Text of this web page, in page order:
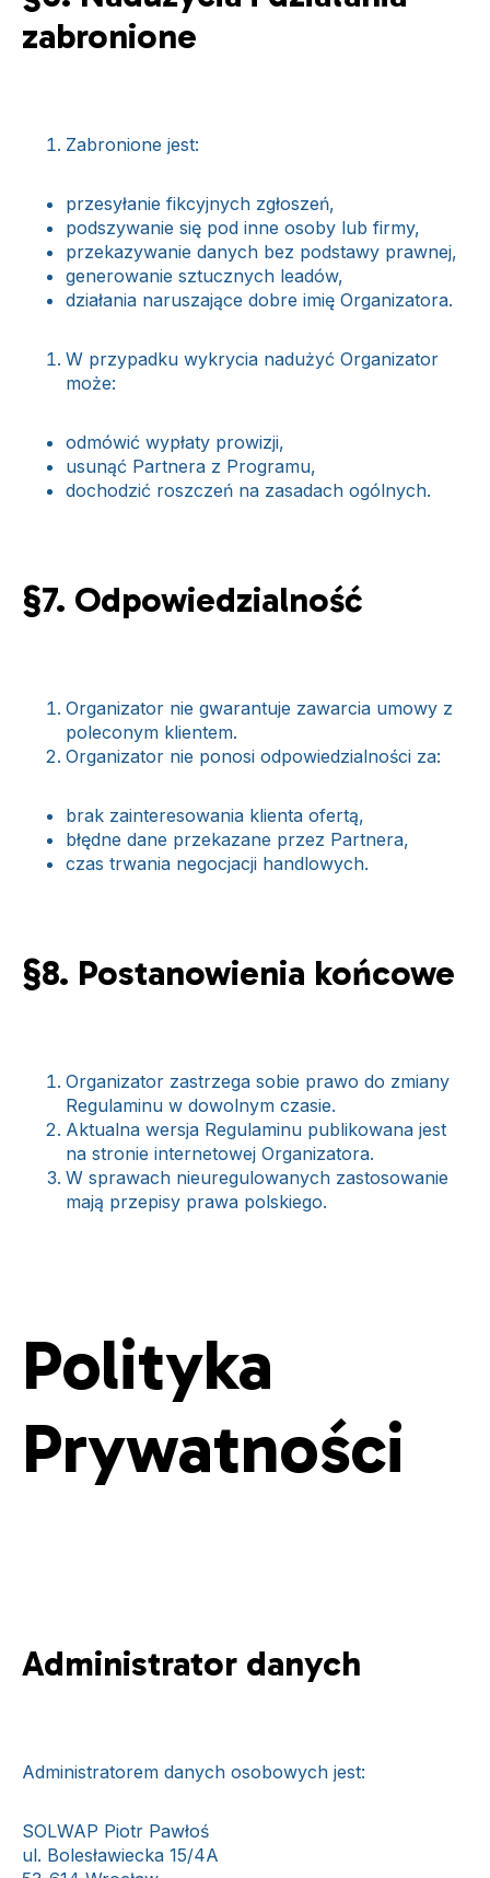
zabronione
Zabronione jest:
przesyłanie fikcyjnych zgłoszeń,
podszywanie się pod inne osoby lub firmy,
przekazywanie danych bez podstawy prawnej,
generowanie sztucznych leadów,
działania naruszające dobre imię Organizatora.
W przypadku wykrycia nadużyć Organizator
może:
odmówić wypłaty prowizji,
usunąć Partnera z Programu,
dochodzić roszczeń na zasadach ogólnych.
§7. Odpowiedzialność
Organizator nie gwarantuje zawarcia umowy z
poleconym klientem.
Organizator nie ponosi odpowiedzialności za:
brak zainteresowania klienta ofertą,
błędne dane przekazane przez Partnera,
czas trwania negocjacji handlowych.
§8. Postanowienia końcowe
Organizator zastrzega sobie prawo do zmiany
Regulaminu w dowolnym czasie.
Aktualna wersja Regulaminu publikowana jest
na stronie internetowej Organizatora.
W sprawach nieuregulowanych zastosowanie
mają przepisy prawa polskiego.
Polityka
Prywatności
Administrator danych
Administratorem danych osobowych jest:
SOLWAP Piotr Pawłoś
ul. Bolesławiecka 15/4A